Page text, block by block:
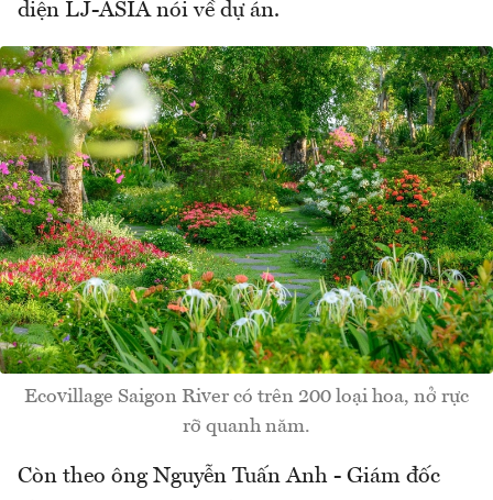
diện LJ-ASIA nói về dự án.
Ecovillage Saigon River có trên 200 loại hoa, nở rực
rỡ quanh năm.
Còn theo ông Nguyễn Tuấn Anh - Giám đốc